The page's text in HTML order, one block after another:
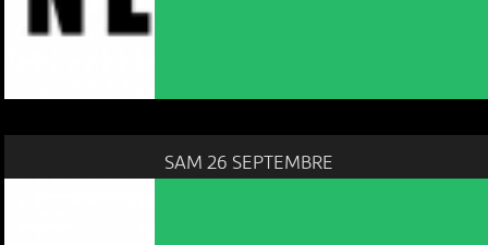
SAM 26 SEPTEMBRE